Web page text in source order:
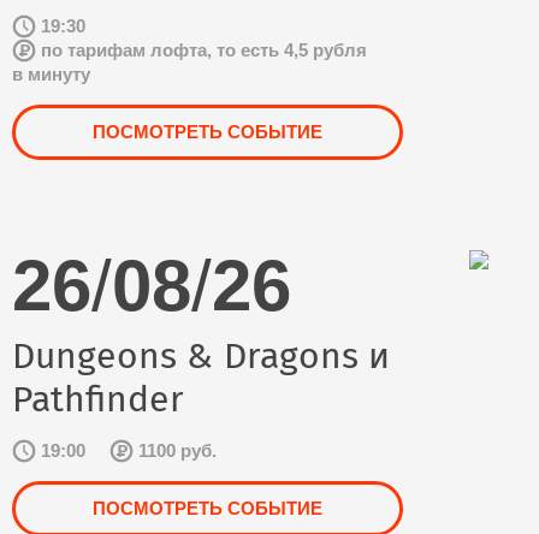
19:30
по тарифам лофта, то есть 4,5 рубля
в минуту
ПОСМОТРЕТЬ СОБЫТИЕ
26/08/26
Dungeons & Dragons и
Pathfinder
19:00 1100 руб.
ПОСМОТРЕТЬ СОБЫТИЕ